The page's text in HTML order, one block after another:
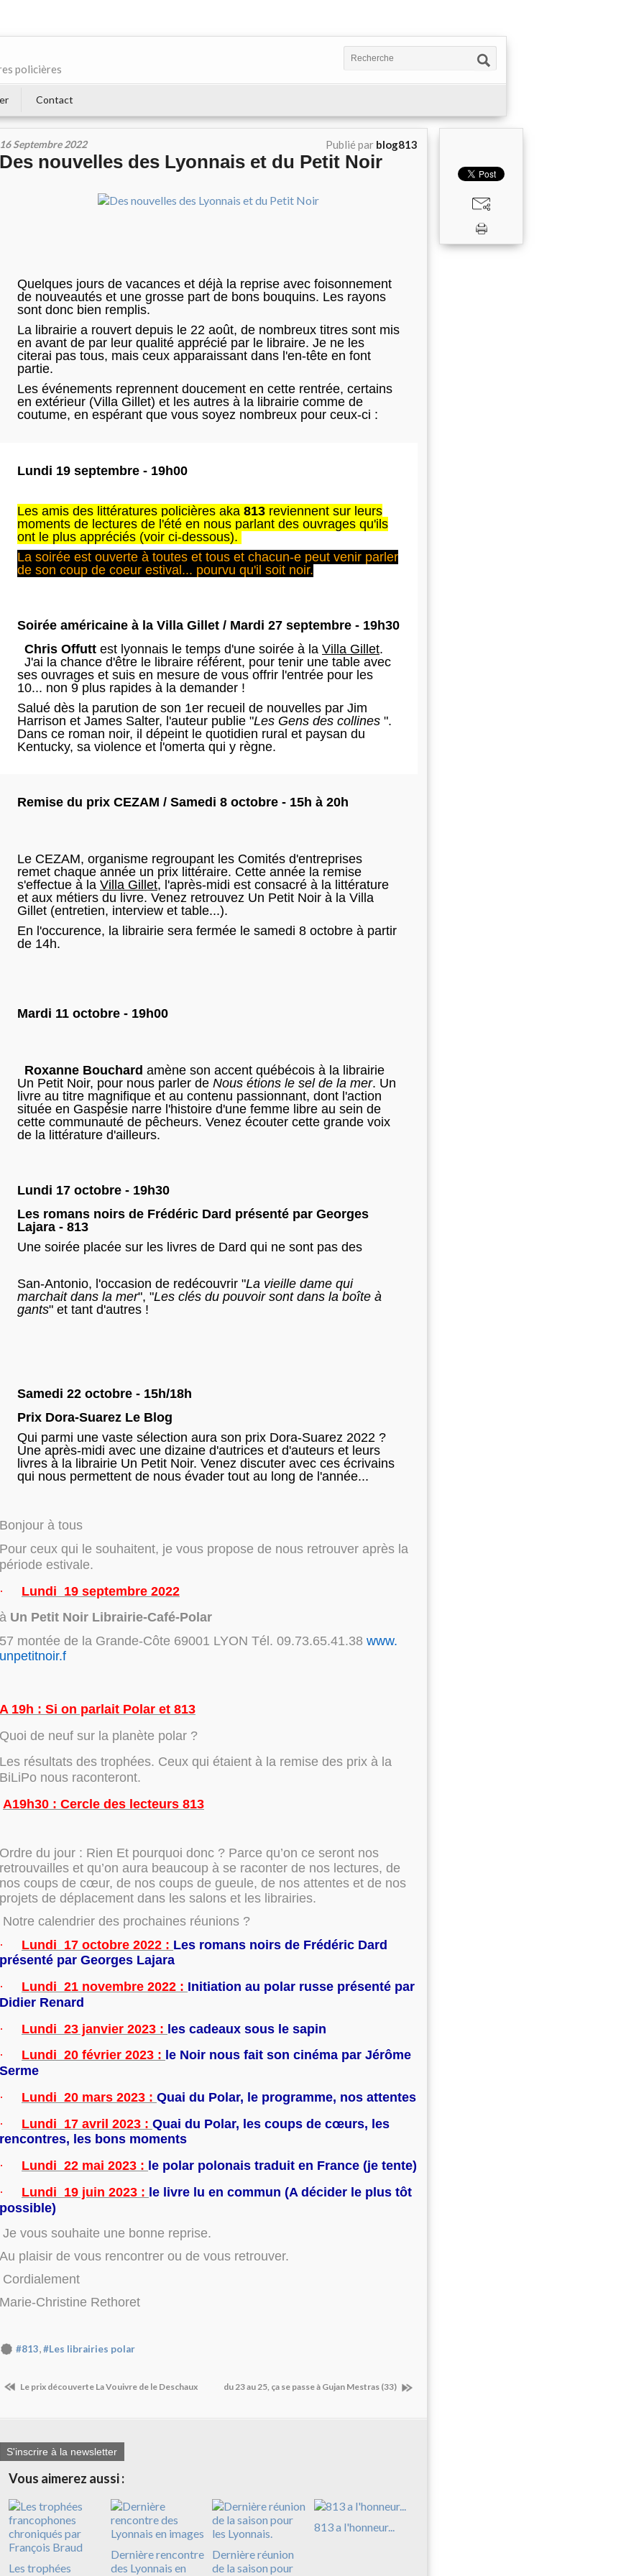
policières
Contact
16 Septembre 2022 Publié par blog813
Des nouvelles des Lyonnais et du Petit Noir
Quelques jours de vacances et déjà la reprise avec foisonnement
de nouveautés et une grosse part de bons bouquins. Les rayons
sont donc bien remplis.
La librairie a rouvert depuis le 22 août, de nombreux titres sont mis
en avant de par leur qualité apprécié par le libraire. Je ne les
citerai pas tous, mais ceux apparaissant dans l'en-tête en font
partie.
Les événements reprennent doucement en cette rentrée, certains
en extérieur (Villa Gillet) et les autres à la librairie comme de
coutume, en espérant que vous soyez nombreux pour ceux-ci :
Lundi 19 septembre - 19h00
Les amis des littératures policières aka 813 reviennent sur leurs
moments de lectures de l'été en nous parlant des ouvrages qu'ils
ont le plus appréciés (voir ci-dessous).
La soirée est ouverte à toutes et tous et chacun-e peut venir parler
de son coup de coeur estival... pourvu qu'il soit noir.
Soirée américaine à la Villa Gillet / Mardi 27 septembre - 19h30
Chris Offutt est lyonnais le temps d'une soirée à la Villa Gillet.
J'ai la chance d'être le libraire référent, pour tenir une table avec
ses ouvrages et suis en mesure de vous offrir l'entrée pour les
10... non 9 plus rapides à la demander !
Salué dès la parution de son 1er recueil de nouvelles par Jim
Harrison et James Salter, l'auteur publie "Les Gens des collines ".
Dans ce roman noir, il dépeint le quotidien rural et paysan du
Kentucky, sa violence et l'omerta qui y règne.
Remise du prix CEZAM / Samedi 8 octobre - 15h à 20h
Le CEZAM, organisme regroupant les Comités d'entreprises
remet chaque année un prix littéraire. Cette année la remise
s'effectue à la Villa Gillet, l'après-midi est consacré à la littérature
et aux métiers du livre. Venez retrouvez Un Petit Noir à la Villa
Gillet (entretien, interview et table...).
En l'occurence, la librairie sera fermée le samedi 8 octobre à partir
de 14h.
Mardi 11 octobre - 19h00
Roxanne Bouchard amène son accent québécois à la librairie
Un Petit Noir, pour nous parler de Nous étions le sel de la mer. Un
livre au titre magnifique et au contenu passionnant, dont l'action
située en Gaspésie narre l'histoire d'une femme libre au sein de
cette communauté de pêcheurs. Venez écouter cette grande voix
de la littérature d'ailleurs.
Lundi 17 octobre - 19h30
Les romans noirs de Frédéric Dard présenté par Georges
Lajara - 813
Une soirée placée sur les livres de Dard qui ne sont pas des
San-Antonio, l'occasion de redécouvrir "La vieille dame qui
marchait dans la mer", "Les clés du pouvoir sont dans la boîte à
gants" et tant d'autres !
Samedi 22 octobre - 15h/18h
Prix Dora-Suarez Le Blog
Qui parmi une vaste sélection aura son prix Dora-Suarez 2022 ?
Une après-midi avec une dizaine d'autrices et d'auteurs et leurs
livres à la librairie Un Petit Noir. Venez discuter avec ces écrivains
qui nous permettent de nous évader tout au long de l'année...
Bonjour à tous
Pour ceux qui le souhaitent, je vous propose de nous retrouver après la
période estivale.
·
Lundi 19 septembre 2022
à Un Petit Noir Librairie-Café-Polar
57 montée de la Grande-Côte 69001 LYON Tél. 09.73.65.41.38 www.
unpetitnoir.f
A 19h : Si on parlait Polar et 813
Quoi de neuf sur la planète polar ?
Les résultats des trophées. Ceux qui étaient à la remise des prix à la
BiLiPo nous raconteront.
A19h30 : Cercle des lecteurs 813
Ordre du jour : Rien Et pourquoi donc ? Parce qu’on ce seront nos
retrouvailles et qu’on aura beaucoup à se raconter de nos lectures, de
nos coups de cœur, de nos coups de gueule, de nos attentes et de nos
projets de déplacement dans les salons et les librairies.
Notre calendrier des prochaines réunions ?
·
Lundi 17 octobre 2022 : Les romans noirs de Frédéric Dard
présenté par Georges Lajara
·
Lundi 21 novembre 2022 : Initiation au polar russe présenté par
Didier Renard
·
Lundi 23 janvier 2023 : les cadeaux sous le sapin
·
Lundi 20 février 2023 : le Noir nous fait son cinéma par Jérôme
Serme
·
Lundi 20 mars 2023 : Quai du Polar, le programme, nos attentes
·
Lundi 17 avril 2023 : Quai du Polar, les coups de cœurs, les
rencontres, les bons moments
·
Lundi 22 mai 2023 : le polar polonais traduit en France (je tente)
·
Lundi 19 juin 2023 : le livre lu en commun (A décider le plus tôt
possible)
Je vous souhaite une bonne reprise.
Au plaisir de vous rencontrer ou de vous retrouver.
Cordialement
Marie-Christine Rethoret
#813,#Les librairies polar
Le prix découverte La Vouivre de le Deschaux du 23 au 25, ça se passe à Gujan Mestras (33)
S'inscrire à la newsletter
Vous aimerez aussi :
Les trophées
Dernière rencontre
des Lyonnais en
Dernière réunion
de la saison pour
813 a l'honneur...